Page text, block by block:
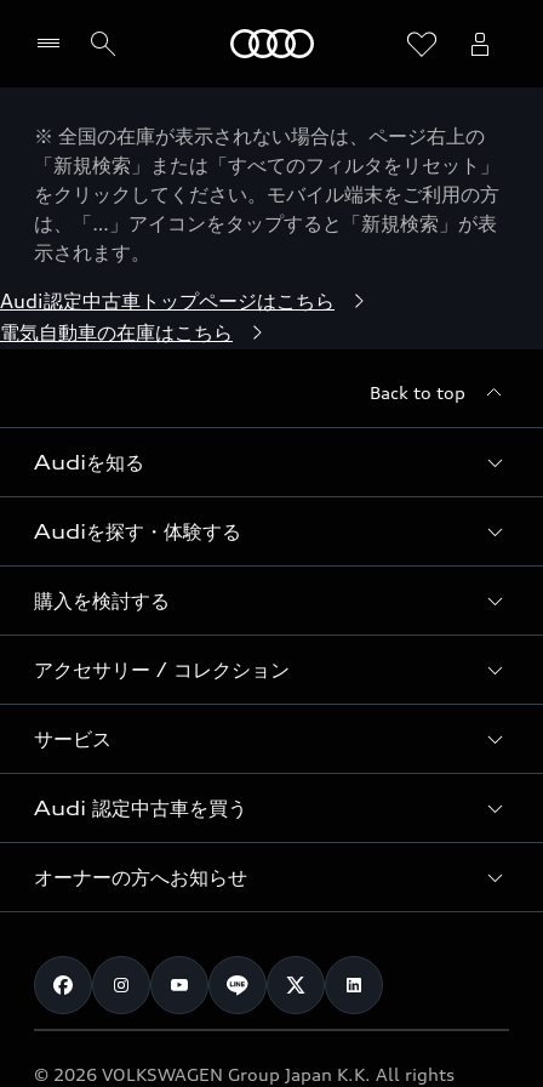
※ 全国の在庫が表示されない場合は、ページ右上の
「新規検索」または「すべてのフィルタをリセット」
をクリックしてください。モバイル端末をご利用の方
は、「…」アイコンをタップすると「新規検索」が表
示されます。
Audi認定中古車トップページはこちら
電気自動車の在庫はこちら
Back to top
Audiを知る
Audi ブランド
Story of Progress
Audi Sport
Formula 1®
デジタルサービス
Audiを探す・体験する
ディーラー検索
新車在庫検索
試乗車・展示車検索
見積り依頼
試乗予約
購入を検討する
モデル一覧
特別仕様モデル / 限定モデル
e-tronラインアップ
価格シミュレーション
車両比較
カタログ一覧
アクセサリー / コレクション
純正アクセサリー
オンラインショップ
Audi collection
アウディナビアプリ
サービス
サービス入庫予約
サービスプログラム
メンテナンス
車検 / 定期点検
e-tronアフターサポート
Audi 認定中古車を買う
Audi認定中古車
クオリティ
保証
メンテナンス
オーナーの方へお知らせ
お知らせ
オーナー様向けキャンペーン
© 2026 VOLKSWAGEN Group Japan K.K. All rights